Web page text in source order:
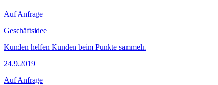
Auf Anfrage
Geschäftsidee
Kunden helfen Kunden beim Punkte sammeln
24.9.2019
Auf Anfrage